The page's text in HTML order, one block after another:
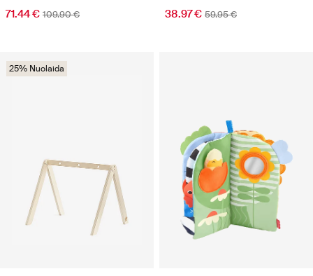
71.44 € 109.90 € 38.97 € 59.95 €
25% Nuolaida